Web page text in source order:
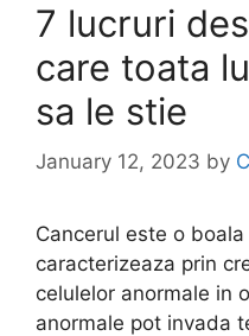
7 lucruri
care toata
sa le stie
January 12, 2023 by
Cancerul este o
caracterizeaza prin
celulelor anormale in
anormale pot invada